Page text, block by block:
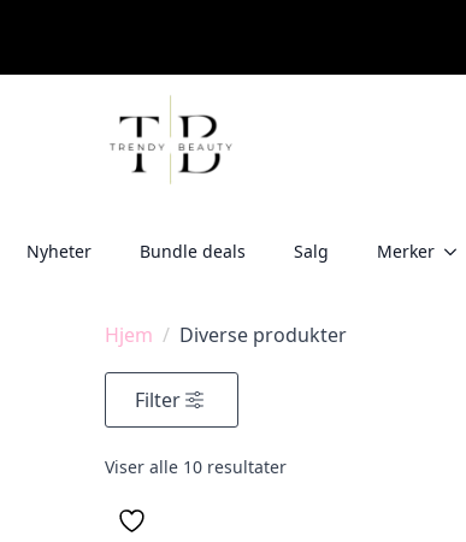
Nyheter Bundle deals Salg Merker
Hjem Diverse produkter
Filter
Viser alle 10 resultater